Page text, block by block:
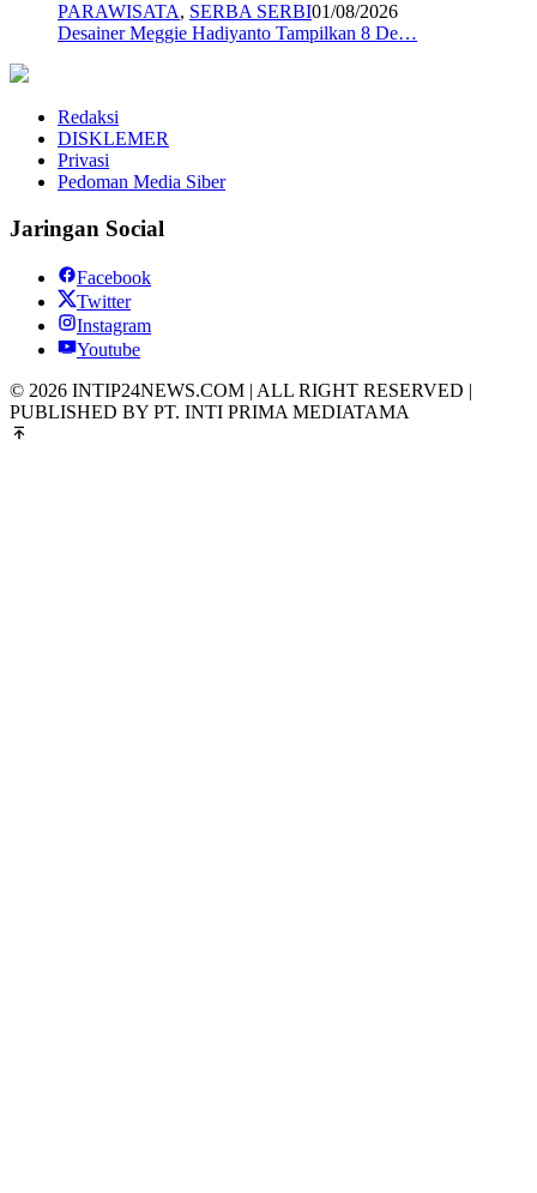
PARAWISATA, SERBA SERBI01/08/2026
Desainer Meggie Hadiyanto Tampilkan 8 De…
Redaksi
DISKLEMER
Privasi
Pedoman Media Siber
Jaringan Social
Facebook
Twitter
Instagram
Youtube
© 2026 INTIP24NEWS.COM | ALL RIGHT RESERVED |
PUBLISHED BY PT. INTI PRIMA MEDIATAMA